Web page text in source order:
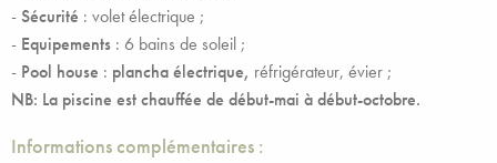
-Sécurité : volet électrique ;
- Equipements : 6 bains de soleil ;
- Pool house : plancha électrique, réfrigérateur, évier ;
NB: La piscine est chauffée de début-mai à début-octobre.
Informations complémentaires :